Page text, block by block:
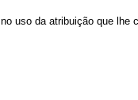
no uso da atribuição que lhe